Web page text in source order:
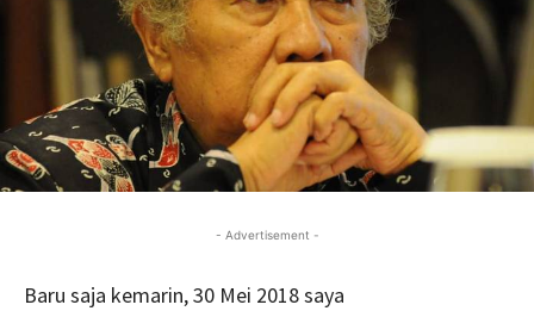
- Advertisement -
Baru saja kemarin, 30 Mei 2018 saya